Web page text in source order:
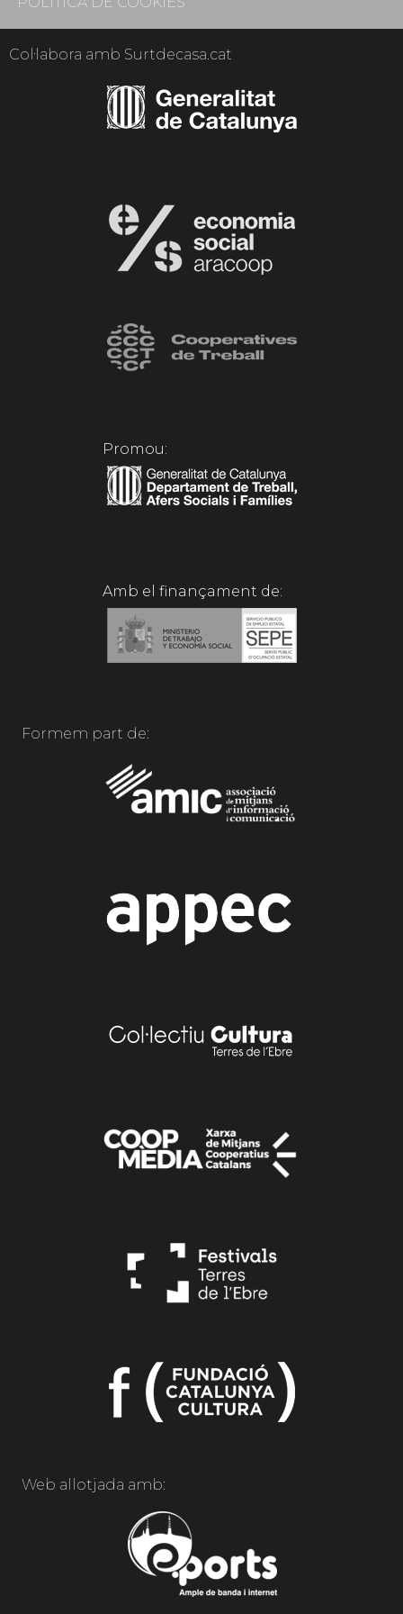
Col·labora amb Surtdecasa.cat
Promou:
Amb el finançament de:
Formem part de:
Web allotjada amb: